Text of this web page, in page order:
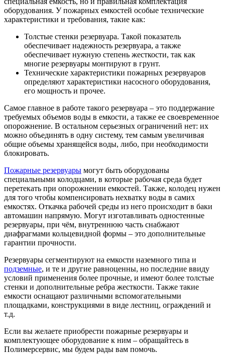
оборудования. У пожарных емкостей особые технические
характеристики и требования, такие как:
Толстые стенки резервуара. Такой показатель
обеспечивает надежность резервуара, а также
обеспечивает нужную степень жесткости, так как
многие резервуары монтируют в грунт.
Технические характеристики пожарных резервуаров
определяют характеристики насосного оборудования,
его мощность и прочее.
Самое главное в работе такого резервуара – это поддержание
требуемых объемов воды в емкости, а также ее своевременное
опорожнение. В остальном серьезных ограничений нет: их
можно объединять в одну систему, тем самым увеличивая
общие объемы хранящейся воды, либо, при необходимости
блокировать.
Пожарные резервуары могут быть оборудованы
специальными колодцами, в которые рабочая среда будет
перетекать при опорожнении емкостей. Также, колодец нужен
для того чтобы компенсировать нехватку воды в самих
емкостях. Откачка рабочей среды из него происходит в баки
автомашин напрямую. Могут изготавливать одностенные
резервуары, при чём, внутреннюю часть снабжают
диафрагмами кольцевидной формы – это дополнительные
гарантии прочности.
Резервуары сегментируют на емкости наземного типа и
подземные, и те и другие равноценны, но последние ввиду
условий применения более прочные, и имеют более толстые
стенки и дополнительные ребра жесткости. Также такие
емкости оснащают различными вспомогательными
площадками, конструкциями в виде лестниц, ограждений и
т.д.
Если вы желаете приобрести пожарные резервуары и
комплектующее оборудование к ним – обращайтесь в
Полимерсервис, мы будем рады вам помочь.